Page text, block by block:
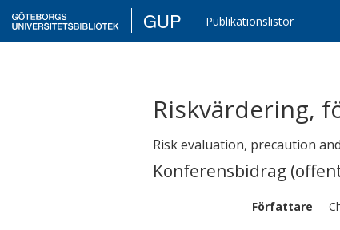
GUP Publikationslistor
Riskvärdering,
Risk evaluation, precaution
Konferensbidrag
Författare